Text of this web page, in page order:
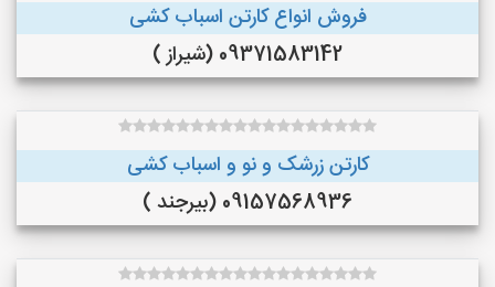
فروش انواع کارتن اسباب کشی
09371583142 (شیراز )
کارتن زرشک و نو و اسباب کشی
09157568936 (بیرجند )